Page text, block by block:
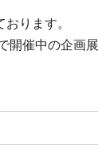
ります。
開催中の企画